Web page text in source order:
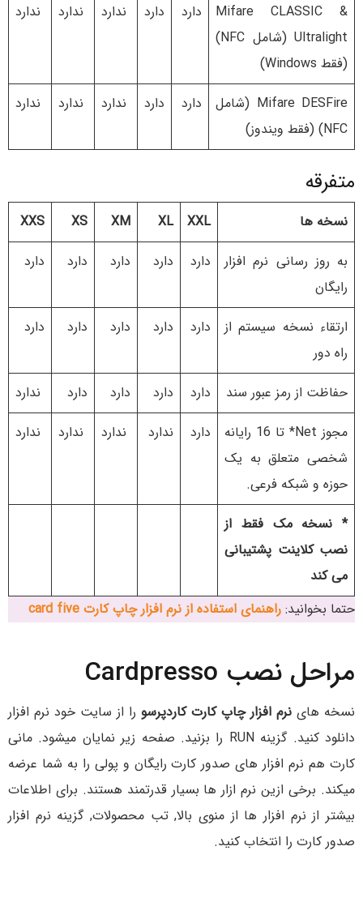
Mifare CLASSIC &
Ultralight (شامل NFC)
(فقط Windows)
دارد دارد ندارد ندارد ندارد
Mifare DESFire (شامل
NFC) (فقط ویندوز)
دارد دارد ندارد ندارد ندارد
متفرقه
نسخه ها XXL
XL
XM
XS
XXS
به روز رسانی نرم افزار
رایگان
دارد دارد دارد دارد دارد
ارتقاء نسخه سیستم از
راه دور
دارد دارد دارد دارد دارد
حفاظت از رمز عبور سند دارد دارد دارد دارد
ندارد
مجوز Net* تا 16 رایانه
شخصی متعلق به یک
حوزه و شبکه فرعی.
دارد ندارد ندارد ندارد ندارد
* نسخه مک فقط از
نصب کلاینت پشتیبانی
می کند
حتما بخوانید: راهنمای استفاده از نرم افزار چاپ کارت card five
مراحل نصب Cardpresso
نسخه های نرم افزار چاپ کارت کاردپرسو را از سایت خود نرم افزار
دانلود کنید. گزینه RUN را بزنید. صفحه زیر نمایان میشود. مانی
کارت هم نرم افزار های صدور کارت رایگان و پولی را به شما عرضه
میکند. برخی ازین نرم ازار ها بسیار قدرتمند هستند. برای اطلاعات
بیشتر از نرم افزار ها از منوی بالا, تب محصولات, گزینه نرم افزار
صدور کارت را انتخاب کنید.